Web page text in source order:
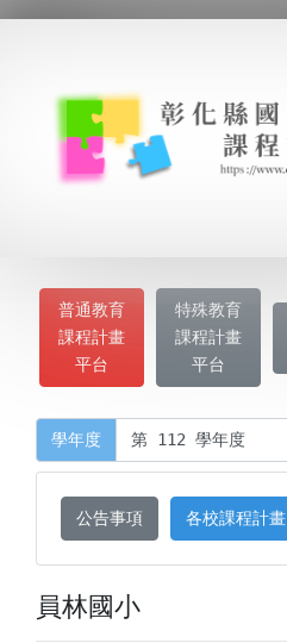
普通教育
課程計畫
平台
特殊教育
課程計畫
平台
學年度
公告事項 各校課程計畫
員林國小